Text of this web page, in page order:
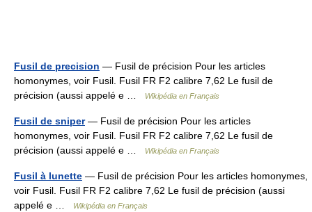
Fusil de precision — Fusil de précision Pour les articles
homonymes, voir Fusil. Fusil FR F2 calibre 7,62 Le fusil de
précision (aussi appelé e …
Wikipédia en Français
Fusil de sniper— Fusil de précision Pour les articles
homonymes, voir Fusil. Fusil FR F2 calibre 7,62 Le fusil de
précision (aussi appelé e …
Wikipédia en Français
Fusil à lunette — Fusil de précision Pour les articles homonymes,
voir Fusil. Fusil FR F2 calibre 7,62 Le fusil de précision (aussi
appelé e …
Wikipédia en Français